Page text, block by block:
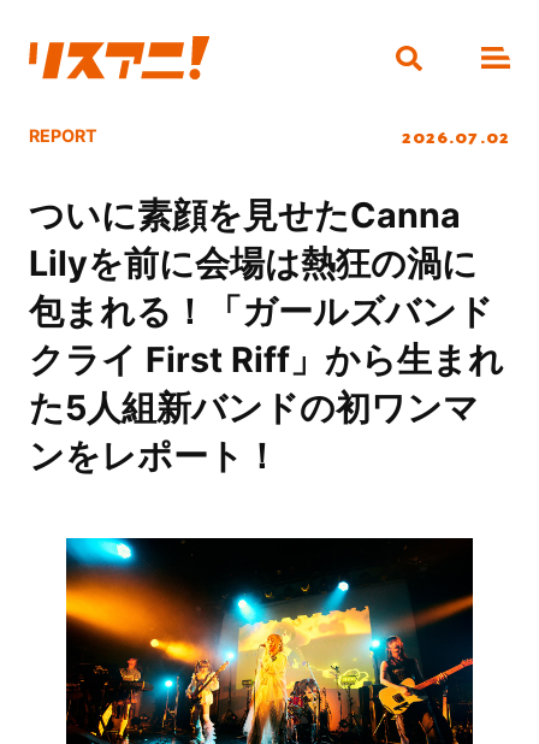
REPORT 2026.07.02
ついに素顔を見せたCanna
Lilyを前に会場は熱狂の渦に
包まれる！「ガールズバンド
クライ First Riff」から生まれ
た5人組新バンドの初ワンマ
ンをレポート！